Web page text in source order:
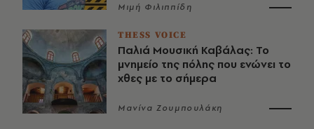
Μιμή Φιλιππίδη
THESS VOICE
Παλιά Μουσική Καβάλας: Το
μνημείο της πόλης που ενώνει το
χθες με το σήμερα
Μανίνα Ζουμπουλάκη